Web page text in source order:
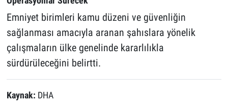
Emniyet birimleri kamu düzeni ve güvenliğin
sağlanması amacıyla aranan şahıslara yönelik
çalışmaların ülke genelinde kararlılıkla
sürdürüleceğini belirtti.
Kaynak: DHA